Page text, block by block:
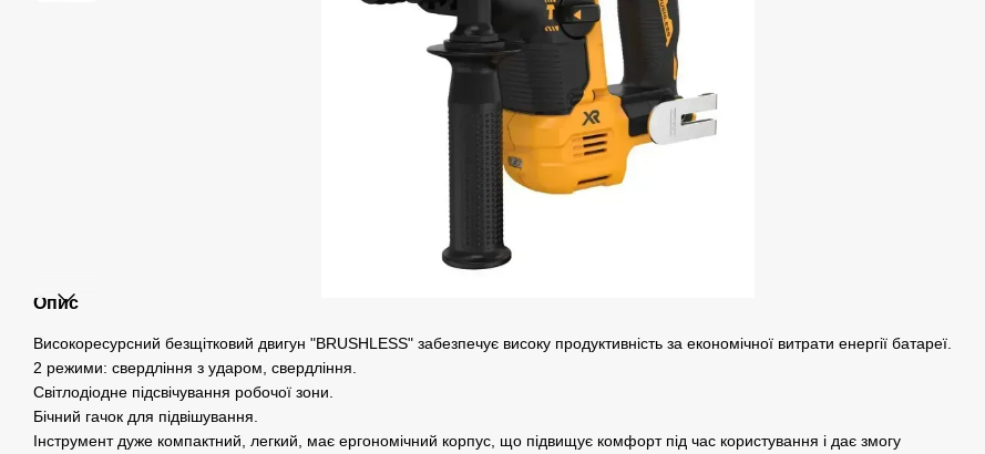
Опис
Високоресурсний безщітковий двигун "BRUSHLESS" забезпечує високу продуктивність за економічної витрати енергії батареї.
2 режими: свердління з ударом, свердління.
Світлодіодне підсвічування робочої зони.
Бічний гачок для підвішування.
Інструмент дуже компактний, легкий, має ергономічний корпус, що підвищує комфорт під час користування і дає змогу